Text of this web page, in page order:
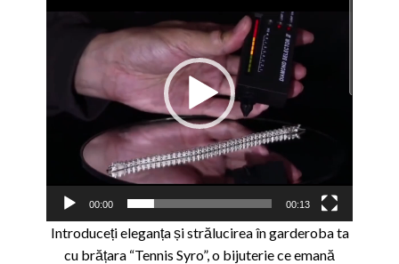
00:00 00:13
Introduceți eleganța și strălucirea în garderoba ta
cu brățara “Tennis Syro”, o bijuterie ce emană